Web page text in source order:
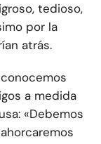
tedioso,
por la
atrás.
a medida
«Debemos